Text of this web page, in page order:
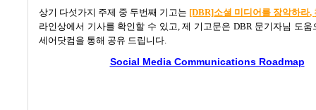
상기 다섯가지 주제 중 두번째 기고는 [DBR]소셜 미디어를 장악하라,
라인상에서 기사를 확인할 수 있고,제 기고문은 DBR 문기자님 도움
세어닷컴을 통해 공유 드립니다.
Social Media Communications Roadmap